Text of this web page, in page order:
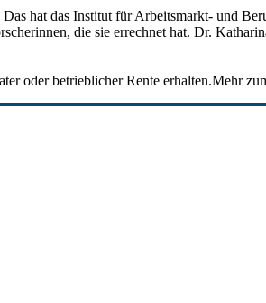
hat das Institut für Arbeitsmarkt- und
die sie errechnet hat. Dr.
oder betrieblicher Rente erhalten.Mehr